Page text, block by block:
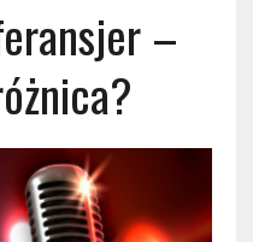
–